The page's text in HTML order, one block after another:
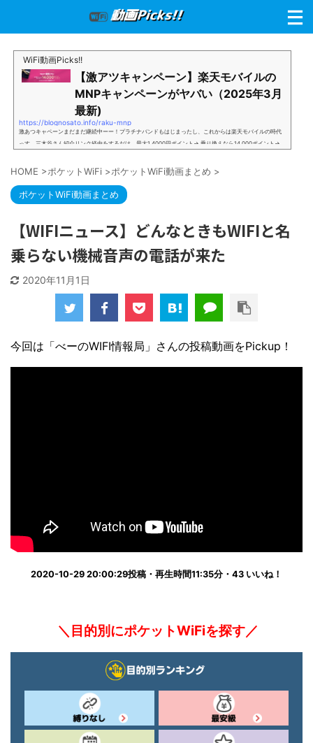
WiFi動画Picks!!
【激アツキャンペーン】楽天モバイルの
MNPキャンペーンがヤバい（2025年3月
最新)
https://blognosato.info/raku-mnp
激あつキャペーンまだまだ継続中ーー！プラチナバンドもはじまったし、これからは楽天モバイルの時代
っす。三木谷さん紹介リンク経由をするだけ。最大1,4000円ポイント→ 乗り換えなら14,000ポイント→
谷さんキャンペーン／2回線目以降でもOK再契約でもでもOK背水の陣の楽天モバイル。ついに「最後の賭
別招待ページから楽天モバイ...
HOME >ポケットWiFi >ポケットWiFi動画まとめ >
ポケットWiFi動画まとめ
【WIFIニュース】どんなときもWIFIと名
乗らない機械音声の電話が来た
2020年11月1日
今回は「べーのWIFI情報局」さんの投稿動画をPickup！
2020-10-29 20:00:29投稿・再生時間11:35分・43 いいね！
＼目的別にポケットWiFiを探す／